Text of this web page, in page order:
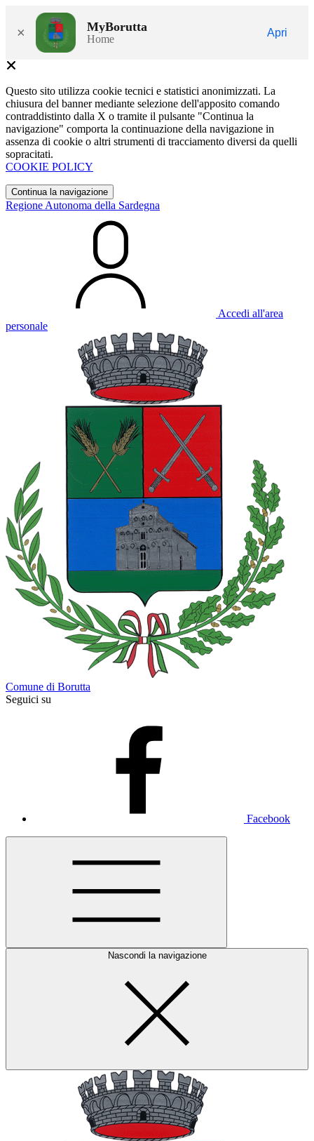
× MyBorutta
Home
Apri
Questo sito utilizza cookie tecnici e statistici anonimizzati. La
chiusura del banner mediante selezione dell'apposito comando
contraddistinto dalla X o tramite il pulsante "Continua la
navigazione" comporta la continuazione della navigazione in
assenza di cookie o altri strumenti di tracciamento diversi da quelli
sopracitati.
COOKIE POLICY
Continua la navigazione
Regione Autonoma della Sardegna
Accedi all'area
personale
Comune di Borutta
Seguici su
Facebook
Nascondi la navigazione